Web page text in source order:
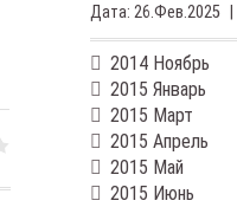
Дата: 26.Фев.2025
2014 Ноябрь
2015 Январь
2015 Март
2015 Апрель
2015 Май
2015 Июнь